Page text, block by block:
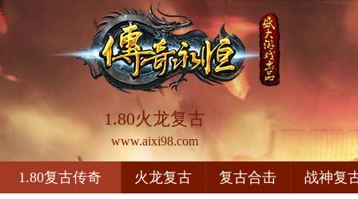
1.80火龙复古
www.aixi98.com
1.80复古传奇 火龙复古 复古合击 战神复